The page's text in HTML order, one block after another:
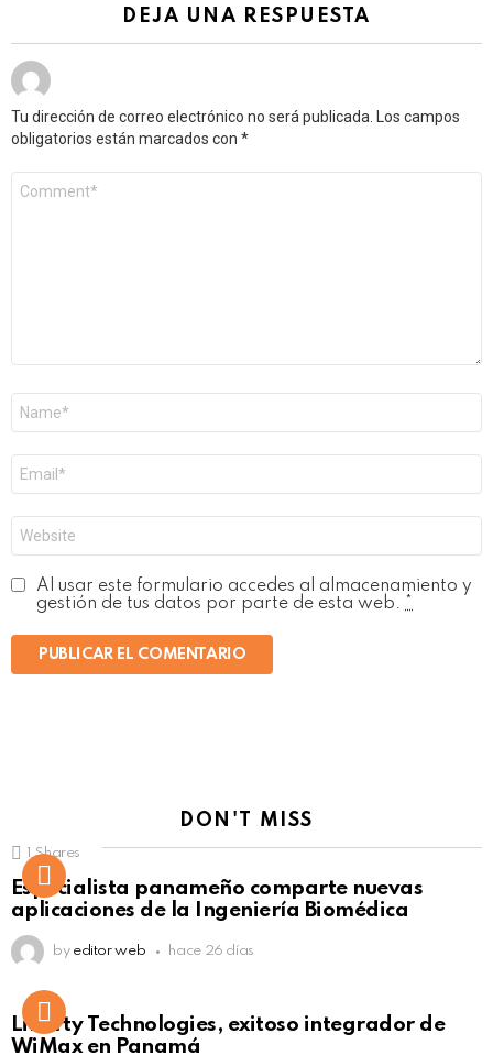
DEJA UNA RESPUESTA
Tu dirección de correo electrónico no será publicada.
Los campos
obligatorios están marcados con *
electrónico
*
Al usar este formulario accedes al almacenamiento y
gestión de tus datos por parte de esta web.
DON'T MISS
Click to view this post
Shares
Especialista panameño comparte nuevas
aplicaciones de la Ingeniería Biomédica
by editor web hace 26 días
Liberty Technologies, exitoso integrador de
WiMax en Panamá